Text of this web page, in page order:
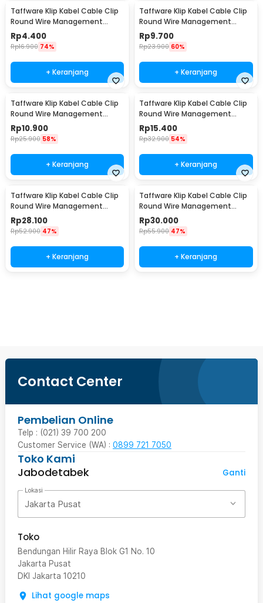
Taffware Klip Kabel Cable Clip
Round Wire Management
Electrical 100PCS 7mm - YQ801
Rp4.400
Rp16.900 74%
+ Keranjang
Taffware Klip Kabel Cable Clip
Round Wire Management
Electrical 100PCS 14mm - YQ801
Rp9.700
Rp23.900 60%
+ Keranjang
Taffware Klip Kabel Cable Clip
Round Wire Management
Electrical 100PCS 16mm - YQ801
Rp10.900
Rp25.900 58%
+ Keranjang
Taffware Klip Kabel Cable Clip
Round Wire Management
Electrical 100PCS 18mm - YQ801
Rp15.400
Rp32.900 54%
+ Keranjang
Taffware Klip Kabel Cable Clip
Round Wire Management
Electrical 100PCS 22mm -
YQ801
Rp28.100
Rp52.900 47%
+ Keranjang
Taffware Klip Kabel Cable Clip
Round Wire Management
Electrical 100PCS 25mm -
YQ801
Rp30.000
Rp55.900 47%
+ Keranjang
Contact Center
Pembelian Online
Telp : (021) 39 700 200
Customer Service (WA) : 0899 721 7050
Toko Kami
Jabodetabek
Ganti
Lokasi
Jakarta Pusat
Toko
Bendungan Hilir Raya Blok G1 No. 10
Jakarta Pusat
DKI Jakarta 10210
Lihat google maps